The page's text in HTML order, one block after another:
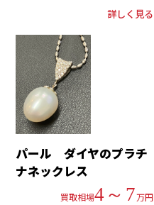
詳しく見る
パール ダイヤのプラチ
ナネックレス
買取相場4～7万円